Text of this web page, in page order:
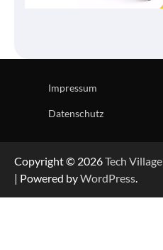
Impressum
Datenschutz
Copyright © 2026Tech Village
| Powered byWordPress.